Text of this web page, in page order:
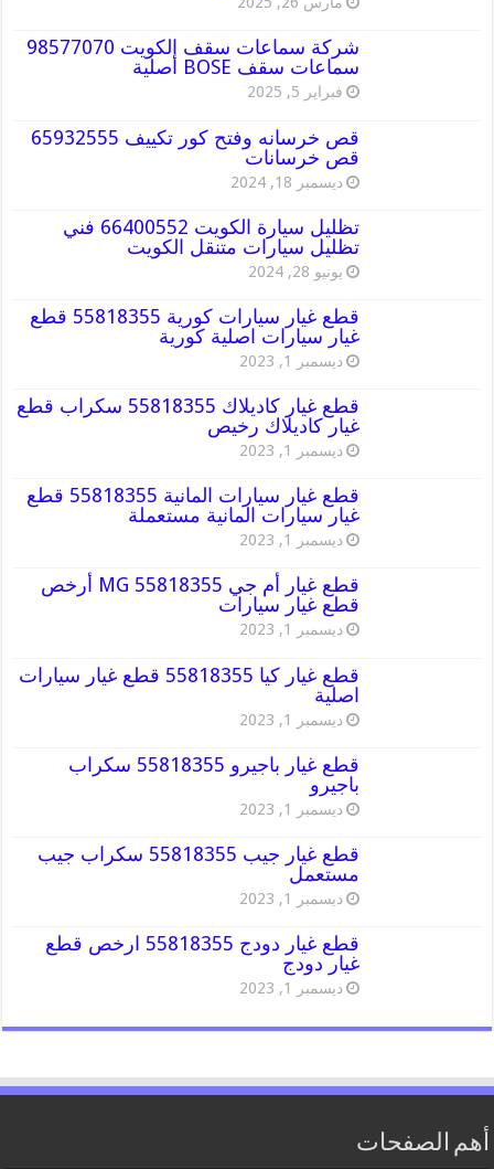
شركة سماعات سقف الكويت 98577070
سماعات سقف BOSE أصلية
فبراير 5, 2025
قص خرسانه وفتح كور تكييف 65932555
قص خرسانات
ديسمبر 18, 2024
تظليل سيارة الكويت 66400552 فني
تظليل سيارات متنقل الكويت
يونيو 28, 2024
قطع غيار سيارات كورية 55818355 قطع
غيار سيارات اصلية كورية
ديسمبر 1, 2023
قطع غيار كاديلاك 55818355 سكراب قطع
غيار كاديلاك رخيص
ديسمبر 1, 2023
قطع غيار سيارات المانية 55818355 قطع
غيار سيارات المانية مستعملة
ديسمبر 1, 2023
قطع غيار أم جي MG 55818355 أرخص
قطع غيار سيارات
ديسمبر 1, 2023
قطع غيار كيا 55818355 قطع غيار سيارات
اصلية
ديسمبر 1, 2023
قطع غيار باجيرو 55818355 سكراب
باجيرو
ديسمبر 1, 2023
قطع غيار جيب 55818355 سكراب جيب
مستعمل
ديسمبر 1, 2023
قطع غيار دودج 55818355 ارخص قطع
غيار دودج
ديسمبر 1, 2023
أهم الصفحات